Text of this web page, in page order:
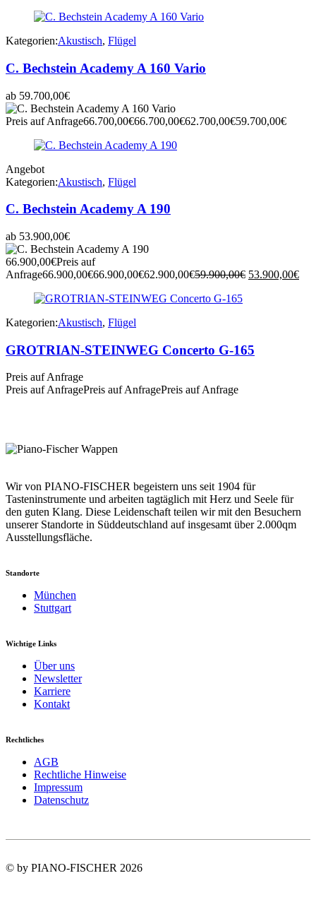
74.900,00€59.000,00€.
Kategorien:Akustisch, Flügel
C. Bechstein Academy A 160 Vario
ab 59.700,00€
Preis auf Anfrage66.700,00€66.700,00€62.700,00€59.700,00€
Angebot
Kategorien:Akustisch, Flügel
C. Bechstein Academy A 190
ab 53.900,00€
66.900,00€Preis auf
Anfrage66.900,00€66.900,00€62.900,00€59.900,00€ Ursprünglicher
53.900,00€
Kategorien:Akustisch, Flügel
GROTRIAN-STEINWEG Concerto G-165
Preis auf Anfrage
Preis auf AnfragePreis auf AnfragePreis auf Anfrage
Wir von PIANO-FISCHER begeistern uns seit 1904 für
Tasteninstrumente und arbeiten tagtäglich mit Herz und Seele für
den guten Klang. Diese Leidenschaft teilen wir mit den Besuchern
unserer Standorte in Süddeutschland auf insgesamt über 2.000qm
Ausstellungsfläche.
Standorte
München
Stuttgart
Wichtige Links
Über uns
Newsletter
Karriere
Kontakt
Rechtliches
AGB
Rechtliche Hinweise
Impressum
Datenschutz
© by PIANO-FISCHER 2026